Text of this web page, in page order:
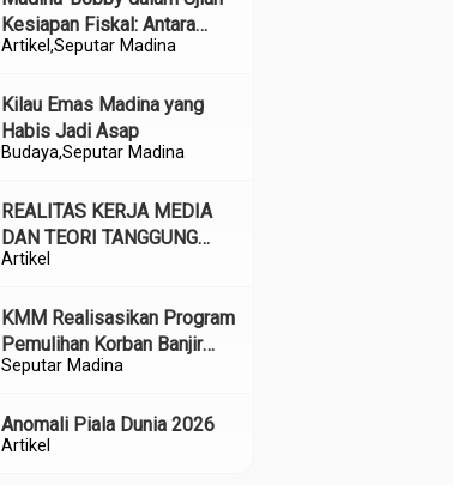
Artikel Seputar Madina
Kesiapan Fiskal: Antara
Kedekatan Politik dan
BudayaSeputar Madina
Kilau Emas Madina yang
Habis Jadi Asap
Artikel
REALITAS KERJA MEDIA
DAN TEORI TANGGUNG
JAWAB SOSIAL
Seputar Madina
KMM Realisasikan Program
Pemulihan Korban Banjir
dan Longsor di Kabupaten
Artikel
Anomali Piala Dunia 2026